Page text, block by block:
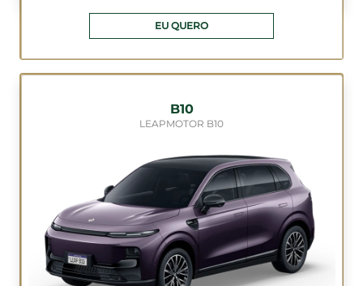
EU QUERO
B10
LEAPMOTOR B10